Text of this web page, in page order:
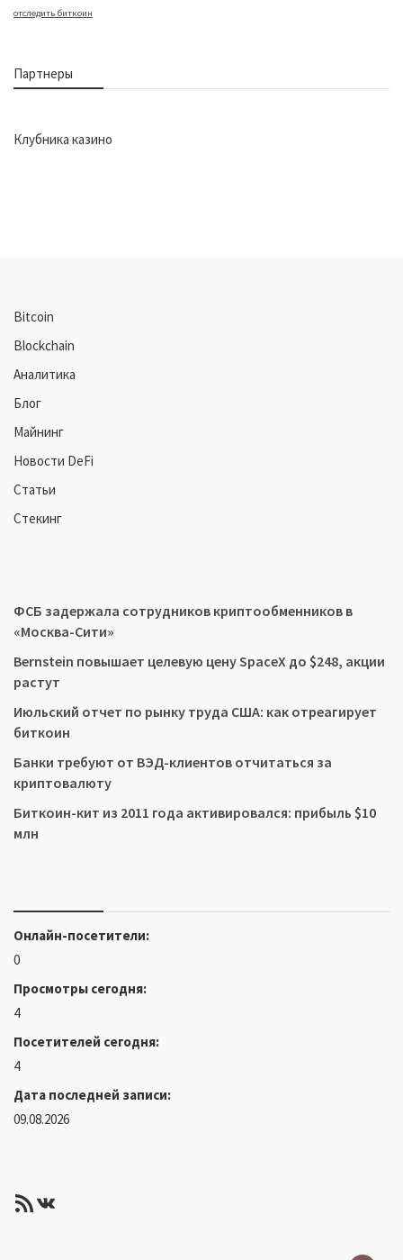
отследить биткоин
Партнеры
Клубника казино
Bitcoin
Blockchain
Аналитика
Блог
Майнинг
Новости DeFi
Статьи
Стекинг
ФСБ задержала сотрудников криптообменников в
«Москва-Сити»
Bernstein повышает целевую цену SpaceX до $248, акции
растут
Июльский отчет по рынку труда США: как отреагирует
биткоин
Банки требуют от ВЭД-клиентов отчитаться за
криптовалюту
Биткоин-кит из 2011 года активировался: прибыль $10
млн
Онлайн-посетители:
0
Просмотры сегодня:
4
Посетителей сегодня:
4
Дата последней записи:
09.08.2026
RSS-лентаВКонтакте